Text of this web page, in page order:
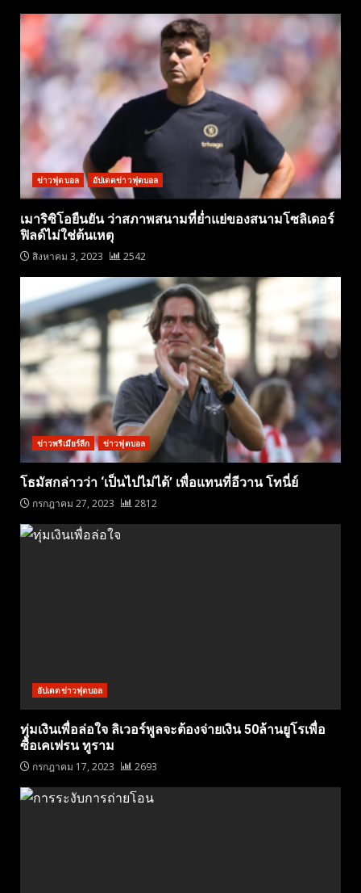
ข่าวฟุตบอล อัปเดตข่าวฟุตบอล
เมาริซิโอยืนยัน ว่าสภาพสนามที่ย่ำแย่ของสนามโซลิเดอร์
ฟิลด์ไม่ใช่ต้นเหตุ
สิงหาคม 3, 2023 2542
ข่าวพรีเมียร์ลีก ข่าวฟุตบอล
โธมัสกล่าวว่า ‘เป็นไปไม่ได้’ เพื่อแทนที่อีวาน โทนี่ย์
กรกฎาคม 27, 2023 2812
อัปเดตข่าวฟุตบอล
ทุ่มเงินเพื่อล่อใจ ลิเวอร์พูลจะต้องจ่ายเงิน 50ล้านยูโรเพื่อ
ซื้อเคเฟรน ทูราม
กรกฎาคม 17, 2023 2693